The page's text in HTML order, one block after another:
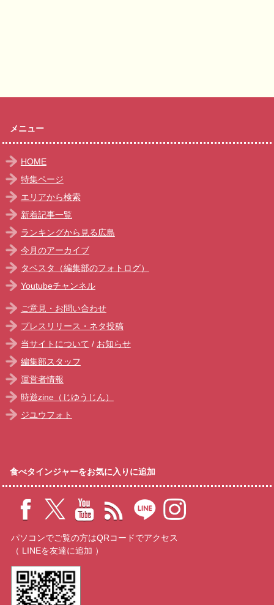
メニュー
HOME
特集ページ
エリアから検索
新着記事一覧
ランキングから見る広島
今月のアーカイブ
タベスタ（編集部のフォトログ）
Youtubeチャンネル
ご意見・お問い合わせ
プレスリリース・ネタ投稿
当サイトについて / お知らせ
編集部スタッフ
運営者情報
時遊zine（じゆうじん）
ジユウフォト
食べタインジャーをお気に入りに追加
パソコンでご覧の方はQRコードでアクセス
（ LINEを友達に追加 ）